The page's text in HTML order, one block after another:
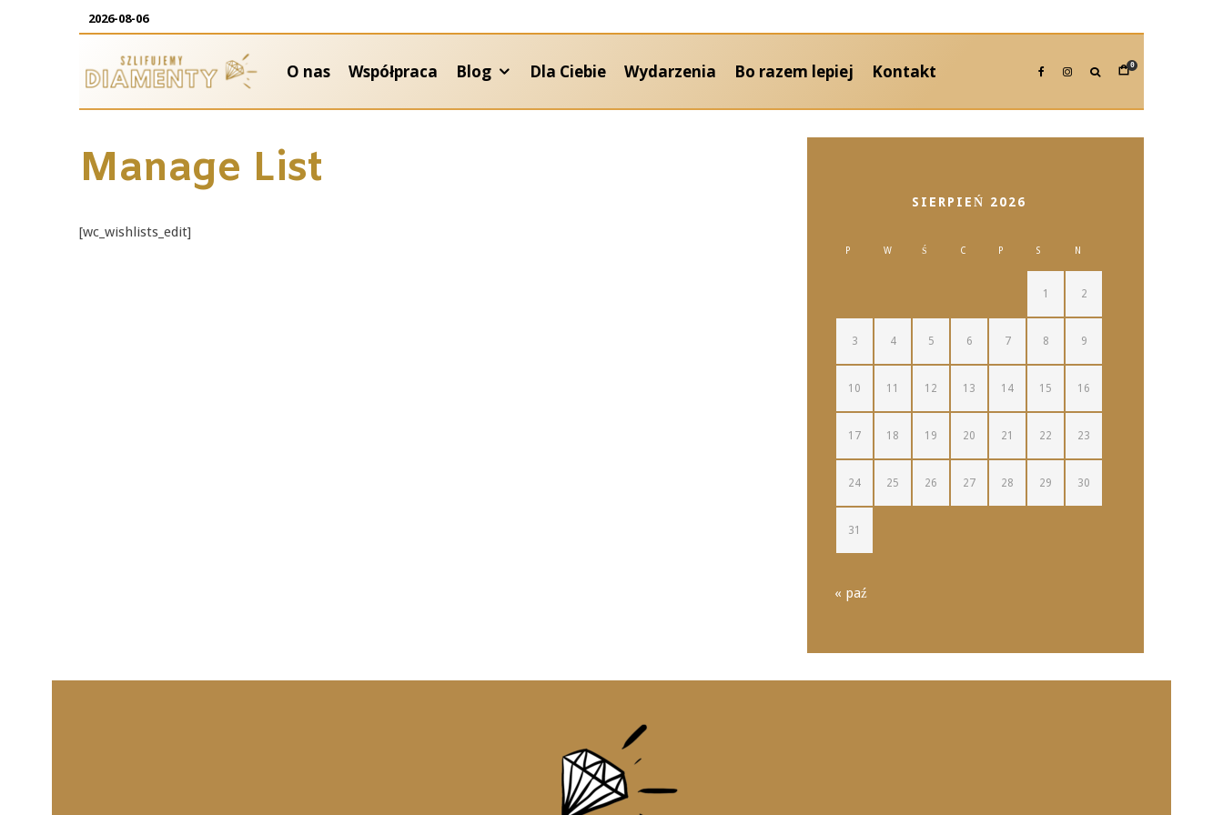
2026-08-06
O nas Współpraca Blog Dla Ciebie Wydarzenia Bo razem lepiej Kontakt 0
Manage List
[wc_wishlists_edit]
SIERPIEŃ 2026
P W Ś C P S N
1 2
3 4 5 6 7 8 9
10 11 12 13 14 15 16
17 18 19 20 21 22 23
24 25 26 27 28 29 30
31
« paź